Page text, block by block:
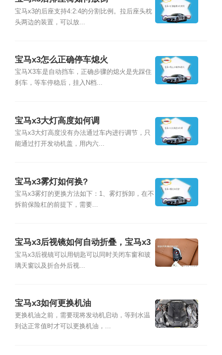
宝马x3的后座支持4:2:4的分割比例。拉后座头枕
头两边的装置，可以放...
宝马x3怎么正确停车熄火
宝马X3车是自动挡车，正确步骤的熄火是先踩住
刹车，等车停稳后，挂入N档...
宝马x3大灯高度如何调
宝马x3大灯高度没有办法通过车内进行调节，只
能通过打开发动机盖，用内六...
宝马x3雾灯如何换?
宝马x3雾灯的更换方法如下：1、雾灯拆卸，在不
拆前保险杠的前提下，需要...
宝马x3后视镜如何自动折叠，宝马x3
后视镜怎么收
宝马x3后视镜可以用钥匙可以同时关闭车窗和玻
璃天窗以及折合外后视...
宝马x3如何更换机油
更换机油之前，需要现将发动机启动，等到水温
到达正常值时才可以更换机油，...